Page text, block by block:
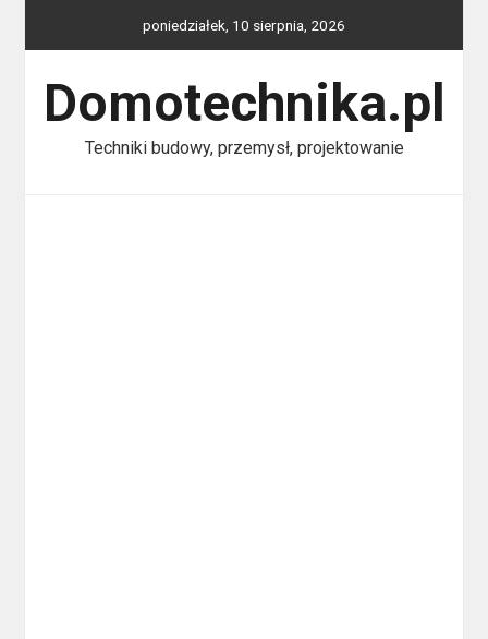
poniedziałek, 10 sierpnia, 2026
Domotechnika.pl
Techniki budowy, przemysł, projektowanie